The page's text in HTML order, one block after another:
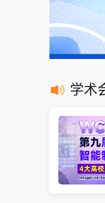
学术